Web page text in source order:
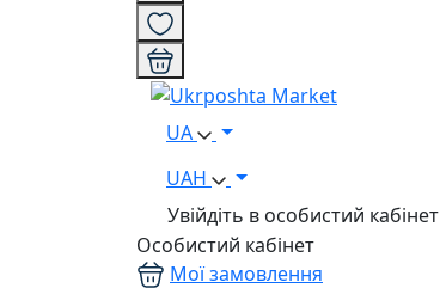
UA
UAH
Увійдіть в особистий кабінет
Особистий кабінет
Мої замовлення